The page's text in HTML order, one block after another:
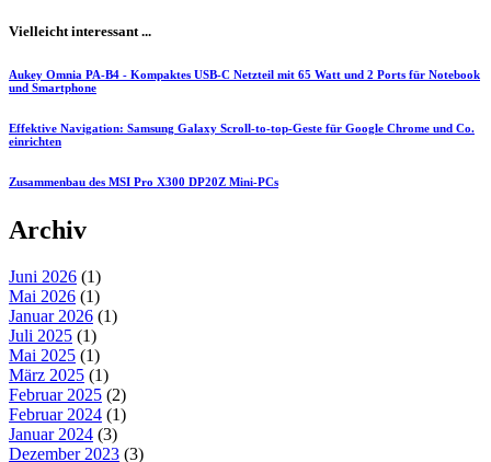
Vielleicht interessant ...
Aukey Omnia PA-B4 - Kompaktes USB-C Netzteil mit 65 Watt und 2 Ports für Notebook
und Smartphone
Effektive Navigation: Samsung Galaxy Scroll-to-top-Geste für Google Chrome und Co.
einrichten
Zusammenbau des MSI Pro X300 DP20Z Mini-PCs
Archiv
Juni 2026 (1)
Mai 2026 (1)
Januar 2026 (1)
Juli 2025 (1)
Mai 2025 (1)
März 2025 (1)
Februar 2025 (2)
Februar 2024 (1)
Januar 2024 (3)
Dezember 2023 (3)